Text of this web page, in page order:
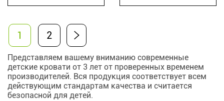
1 2
Представляем вашему вниманию современные
детские кровати от 3 лет от проверенных временем
производителей. Вся продукция соответствует всем
действующим стандартам качества и считается
безопасной для детей.